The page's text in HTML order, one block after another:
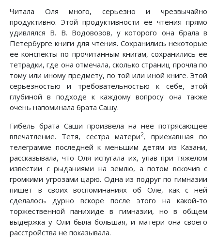
Читала Оля много, серьезно и чрезвычайно
продуктивно. Этой продуктивности ее чтения прямо
удивлялся В. В. Водовозов, у которого она брала в
Петербурге книги для чтения. Сохранились некоторые
ее конспекты по прочитанным книгам, сохранились ее
тетрадки, где она отмечала, сколько страниц прочла по
тому или иному предмету, по той или иной книге. Этой
серьезностью и требовательностью к себе, этой
глубиной в подходе к каждому вопросу она также
очень напоминала брата Сашу.
Гибель брата Саши произвела на нее потрясающее
впечатление. Тетя, сестра матери2, приехавшая по
телеграмме последней к меньшим детям из Казани,
рассказывала, что Оля испугала их, упав при тяжелом
известии с рыданиями на землю, а потом вскочив с
громкими угрозами царю. Одна из подруг по гимназии
пишет в своих воспоминаниях об Оле, как с ней
сделалось дурно вскоре после этого на какой-то
торжественной панихиде в гимназии, но в общем
выдержка у Оли была большая, и матери она своего
расстройства не показывала.